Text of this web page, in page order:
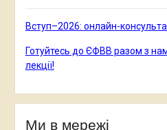
Вступ–2026: онлайн-
Готуйтесь до ЄФВВ разом з
лекції!
Ми в мережі